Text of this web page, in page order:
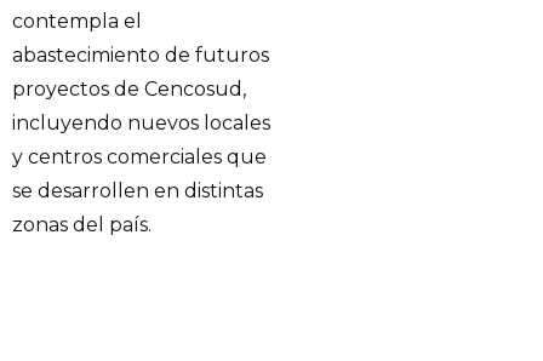
contempla el
abastecimiento de futuros
proyectos de Cencosud,
incluyendo nuevos locales
y centros comerciales que
se desarrollen en distintas
zonas del país.